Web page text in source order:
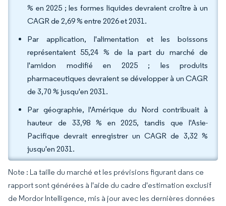
% en 2025 ; les formes liquides devraient croître à un
CAGR de 2,69 % entre 2026 et 2031.
Par application, l'alimentation et les boissons
représentaient 55,24 % de la part du marché de
l'amidon modifié en 2025 ; les produits
pharmaceutiques devraient se développer à un CAGR
de 3,70 % jusqu'en 2031.
Par géographie, l'Amérique du Nord contribuait à
hauteur de 33,98 % en 2025, tandis que l'Asie-
Pacifique devrait enregistrer un CAGR de 3,32 %
jusqu'en 2031.
Note : La taille du marché et les prévisions figurant dans ce
rapport sont générées à l'aide du cadre d'estimation exclusif
de Mordor Intelligence, mis à jour avec les dernières données